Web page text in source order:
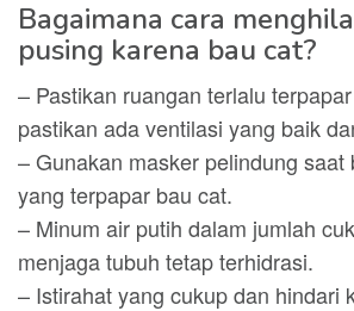
Bagaimana cara
pusing karena bau cat?
– Pastikan ruangan terlalu
pastikan ada ventilasi yang baik
– Gunakan masker pelindung saat
yang terpapar bau cat.
– Minum air putih dalam jumlah
menjaga tubuh tetap terhidrasi.
– Istirahat yang cukup dan hindari